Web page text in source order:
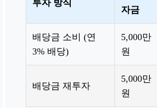
투자 방식
자금
배당금 소비 (연
3% 배당)
5,000만
원
배당금 재투자
5,000만
원